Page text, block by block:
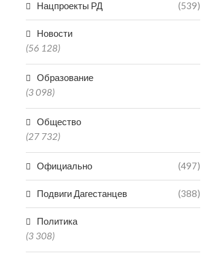
ДАГЕСТАН ВОШЕЛ В ТОП-5
РЕГИОНОВ ПО
ПРОИЗВОДСТВУ
МИНЕРАЛКИ...
ИГРОК
Нацпроекты РД (539)
Новости
(56 128)
Образование
(3 098)
Общество
(27 732)
Официально (497)
Подвиги Дагестанцев (388)
Политика
(3 308)